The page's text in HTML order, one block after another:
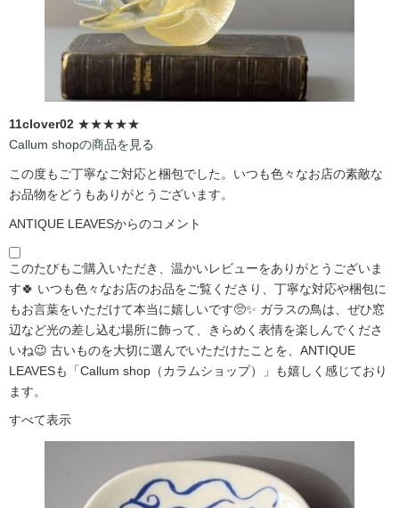
11clover02 ★★★★★
Callum shopの商品を見る
この度もご丁寧なご対応と梱包でした。いつも色々なお店の素敵な
お品物をどうもありがとうございます。
ANTIQUE LEAVESからのコメント
このたびもご購入いただき、温かいレビューをありがとうございま
す🍀 いつも色々なお店のお品をご覧くださり、丁寧な対応や梱包に
もお言葉をいただけて本当に嬉しいです🥺✨ ガラスの鳥は、ぜひ窓
辺など光の差し込む場所に飾って、きらめく表情を楽しんでくださ
いね😉 古いものを大切に選んでいただけたことを、ANTIQUE
LEAVESも「Callum shop（カラムショップ）」も嬉しく感じており
ます。
すべて表示